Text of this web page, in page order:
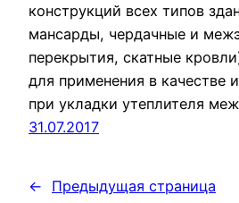
конструкций всех типов
мансарды, чердачные и
перекрытия, скатные
для применения в качестве
при укладки утеплителя
31.07.2017
← Предыдущая страница